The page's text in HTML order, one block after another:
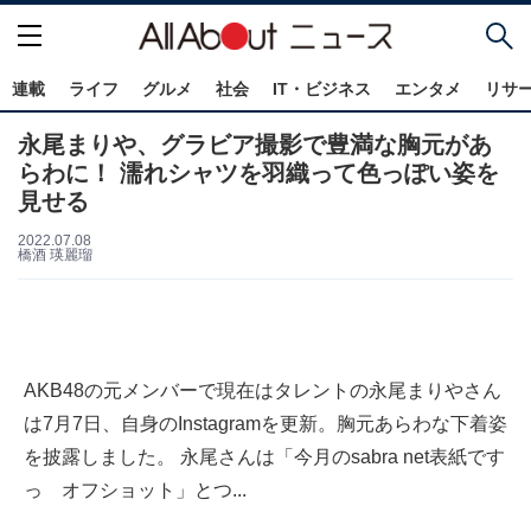
連載 ライフ グルメ 社会 IT・ビジネス エンタメ リサ
永尾まりや、グラビア撮影で豊満な胸元があ
らわに！ 濡れシャツを羽織って色っぽい姿を
見せる
2022.07.08
橋酒 瑛麗瑠
AKB48の元メンバーで現在はタレントの永尾まりやさん
は7月7日、自身のInstagramを更新。胸元あらわな下着姿
を披露しました。 永尾さんは「今月のsabra net表紙です
っ オフショット」とつ...